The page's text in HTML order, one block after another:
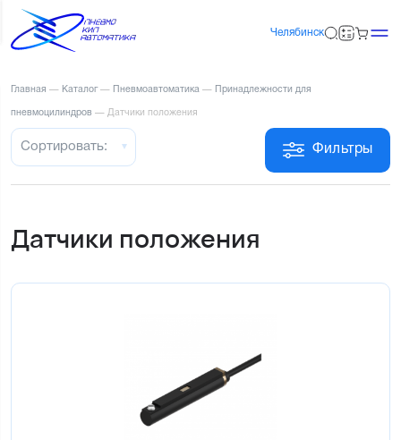
Челябинск
Главная — Каталог — Пневмоавтоматика — Принадлежности для
пневмоцилиндров — Датчики положения
Фильтры
Сортировать:
Датчики положения